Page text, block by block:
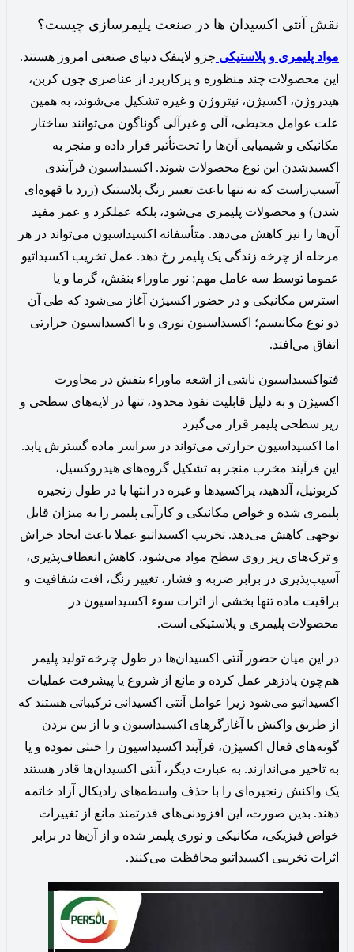
نقش آنتی اکسیدان ها در صنعت پلیمرسازی چیست؟
مواد پلیمری و پلاستیکی جزو لاینفک دنیای صنعتی امروز هستند.
این محصولات چند منظوره و پرکاربرد از عناصری چون کربن،
هیدروژن، اکسیژن، نیتروژن و غیره تشکیل می‌شوند، به همین
علت عوامل محیطی، آلی و غیرآلی گوناگون می‌توانند ساختار
مکانیکی و شیمیایی آن‌ها را تحت‌تأثیر قرار داده و منجر به
اکسیدشدن این نوع محصولات شوند. اکسیداسیون فرآیندی
آسیب‌زاست که نه تنها باعث تغییر رنگ پلاستیک (زرد یا قهوه‌ای
شدن) و محصولات پلیمری می‌شود، بلکه عملکرد و عمر مفید
آن‌ها را نیز کاهش می‌دهد. متأسفانه اکسیداسیون می‌تواند در هر
مرحله از چرخه زندگی یک پلیمر رخ دهد. عمل تخریب اکسیداتیو
عموما توسط سه عامل مهم: نور ماوراء بنفش، گرما و یا
استرس مکانیکی و در حضور اکسیژن آغاز می‌شود که طی آن
دو نوع مکانیسم؛ اکسیداسیون نوری و یا اکسیداسیون حرارتی
اتفاق می‌افتد.
فتواکسیداسیون ناشی از اشعه ماوراء بنفش در مجاورت
اکسیژن و به دلیل قابلیت نفوذ محدود، تنها در لایه‌های سطحی و
زیر سطحی پلیمر قرار می‌گیرد
اما اکسیداسیون حرارتی می‌تواند در سراسر ماده گسترش یابد.
این فرآیند مخرب منجر به تشکیل گروه‌های هیدروکسیل،
کربونیل، آلدهید، پراکسیدها و غیره در انتها یا در طول زنجیره
پلیمری شده و خواص مکانیکی و کارآیی پلیمر را به میزان قابل
توجهی کاهش می‌دهد. تخریب اکسیداتیو عملا باعث ایجاد خراش
و ترک‌های ریز روی سطح مواد می‌شود. کاهش انعطاف‌پذیری،
آسیب‌پذیری در برابر ضربه و فشار، تغییر رنگ، افت شفافیت و
براقیت ماده تنها بخشی از اثرات سوء اکسیداسیون در
محصولات پلیمری و پلاستیکی است.
در این میان حضور آنتی اکسیدان‌ها در طول چرخه تولید پلیمر
هم‌چون پادزهر عمل کرده و مانع از شروع یا پیشرفت عملیات
اکسیداتیو می‌شود زیرا عوامل آنتی اکسیدانی ترکیباتی هستند که
از طریق واکنش با آغازگرهای اکسیداسیون و یا از بین بردن
گونه‌های فعال اکسیژن، فرآیند اکسیداسیون را خنثی نموده و یا
به تاخیر می‌اندازند. به عبارت دیگر، آنتی اکسیدان‌ها قادر هستند
یک واکنش زنجیر‌ه‌ای را با حذف واسطه‌های رادیکال آزاد خاتمه
دهند. بدین صورت، این افزودنی‌های قدرتمند مانع از تغییرات
خواص فیزیکی، مکانیکی و نوری پلیمر شده و از آن‌ها در برابر
اثرات تخریبی اکسیداتیو محافظت می‌کنند.